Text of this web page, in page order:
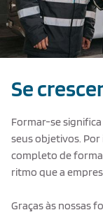
Se
Formar-se
seus objetivos.
completo de
ritmo que a
Graças às nossas